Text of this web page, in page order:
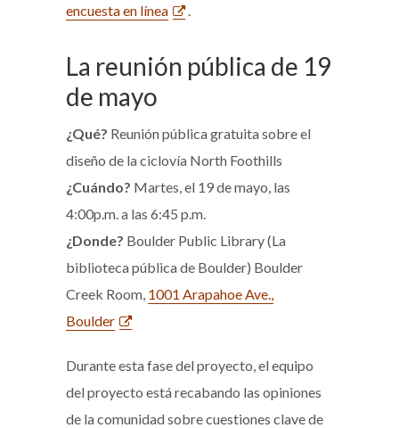
encuesta en línea
.
La reunión pública de 19
de mayo
¿Qué? Reunión pública gratuita sobre el
diseño de la ciclovía North Foothills
¿Cuándo? Martes, el 19 de mayo, las
4:00p.m. a las 6:45 p.m.
¿Donde? Boulder Public Library (La
biblioteca pública de Boulder) Boulder
Creek Room, 1001 Arapahoe Ave.,
Boulder
Durante esta fase del proyecto, el equipo
del proyecto está recabando las opiniones
de la comunidad sobre cuestiones clave de